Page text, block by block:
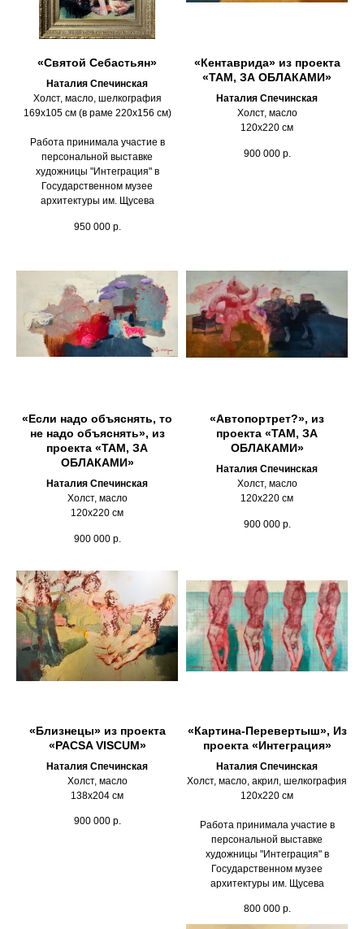
«Святой Себастьян»
Наталия Спечинская
Холст, масло, шелкография
169х105 см (в раме 220х156 см)
Работа принимала участие в
персональной выставке
художницы "Интеграция" в
Государственном музее
архитектуры им. Щусева
950 000 р.
«Кентаврида» из проекта
«ТАМ, ЗА ОБЛАКАМИ»
Наталия Спечинская
Холст, масло
120х220 см
900 000 р.
«Если надо объяснять, то
не надо объяснять», из
проекта «ТАМ, ЗА
ОБЛАКАМИ»
Наталия Спечинская
Холст, масло
120х220 см
900 000 р.
«Автопортрет?», из
проекта «ТАМ, ЗА
ОБЛАКАМИ»
Наталия Спечинская
Холст, масло
120х220 см
900 000 р.
«Близнецы» из проекта
«PACSA VISCUM»
Наталия Спечинская
Холст, масло
138х204 см
900 000 р.
«Картина-Перевертыш», Из
проекта «Интеграция»
Наталия Спечинская
Холст, масло, акрил, шелкография
120х220 см
Работа принимала участие в
персональной выставке
художницы "Интеграция" в
Государственном музее
архитектуры им. Щусева
800 000 р.